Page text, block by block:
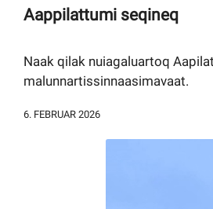
Tassaarsuaq
sullissivik.gl
Pilersaarutinut isaavik
Aappilattumi seqineq
Naak qilak nuiagaluartoq
malunnartissinnaasimavaat.
6. FEBRUAR 2026